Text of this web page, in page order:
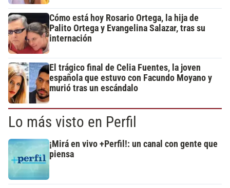
Cómo está hoy Rosario Ortega, la hija de
Palito Ortega y Evangelina Salazar, tras su
internación
El trágico final de Celia Fuentes, la joven
española que estuvo con Facundo Moyano y
murió tras un escándalo
Lo más visto en Perfil
¡Mirá en vivo +Perfil!: un canal con gente que
piensa